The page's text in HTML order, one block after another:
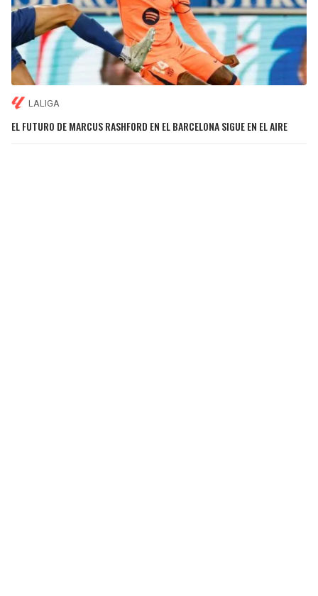
LALIGA
EL FUTURO DE MARCUS RASHFORD EN EL BARCELONA SIGUE EN EL AIRE